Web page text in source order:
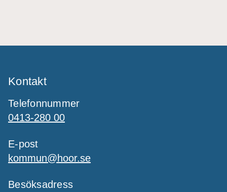
Kontakt
Telefonnummer
0413-280 00
E-post
kommun@hoor.se
Besöksadress